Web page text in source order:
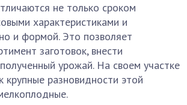
не только сроком
характеристиками и
и формой. Это позволяет
заготовок, внести
урожай. На своем участке
разновидности этой